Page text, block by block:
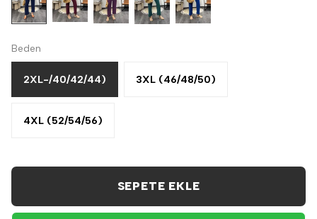
Beden
2XL-/40/42/44) 3XL (46/48/50)
4XL (52/54/56)
SEPETE EKLE